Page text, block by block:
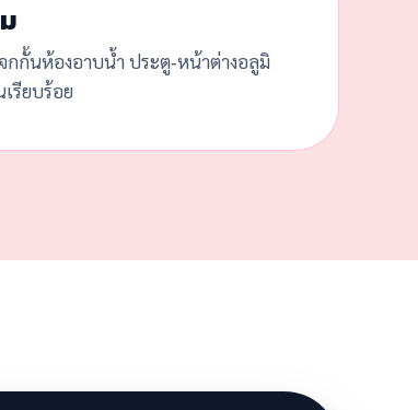
กกั้นห้องอาบน้ำ ประตู-หน้าต่างอลูมิ
รียบร้อย